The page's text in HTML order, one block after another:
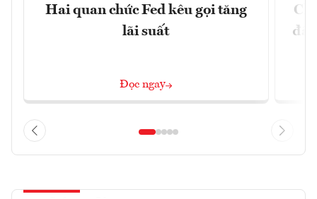
Hai quan chức Fed kêu gọi tăng
lãi suất
Đọc ngay
đã